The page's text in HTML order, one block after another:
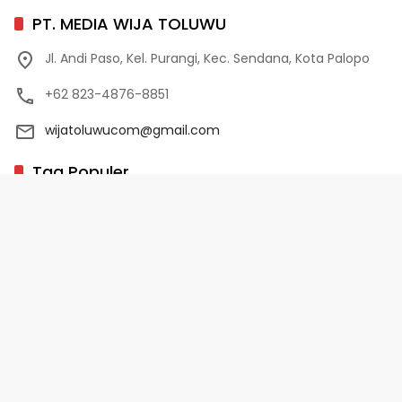
PT. MEDIA WIJA TOLUWU
Jl. Andi Paso, Kel. Purangi, Kec. Sendana, Kota Palopo
+62 823-4876-8851
wijatoluwucom@gmail.com
Tag Populer